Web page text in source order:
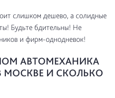
слишком дешево, а солидные
Будьте бдительны! Не
и фирм-однодневок!
АВТОМЕХАНИКА
МОСКВЕ И СКОЛЬКО